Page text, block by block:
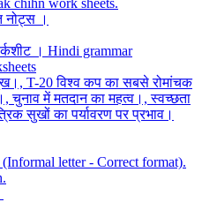
chihn work sheets.
नोट्स ।
। Hindi grammar
T-20 विश्व कप का सबसे रोमांचक
चुनाव में मतदान का महत्व।, स्वच्छता
सुखों का पर्यावरण पर प्रभाव।
(Informal letter - Correct format).